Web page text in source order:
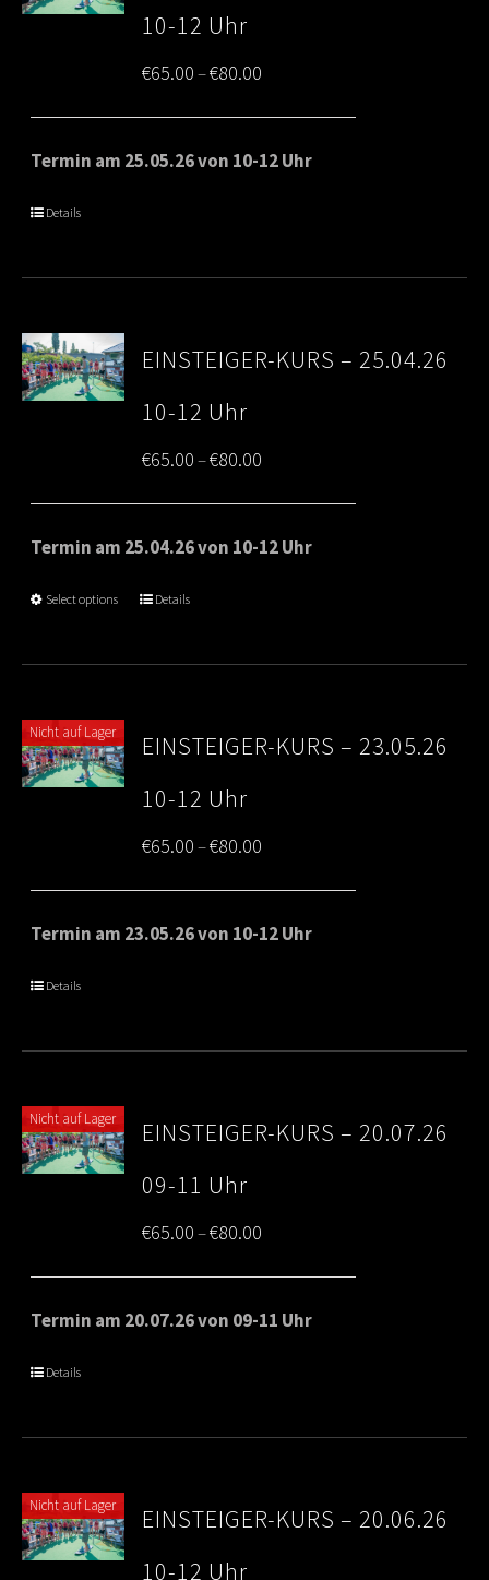
10-12 Uhr
€65.00–€80.00
range:
€65.00
Termin am 25.05.26 von 10-12 Uhr
Details
EINSTEIGER-KURS – 25.04.26
10-12 Uhr
€65.00–€80.00
range:
€65.00
Termin am 25.04.26 von 10-12 Uhr
Select options Details
Nicht auf Lager
EINSTEIGER-KURS – 23.05.26
10-12 Uhr
€65.00–€80.00
range:
€65.00
Termin am 23.05.26 von 10-12 Uhr
Details
Nicht auf Lager
EINSTEIGER-KURS – 20.07.26
09-11 Uhr
€65.00–€80.00
range:
€65.00
Termin am 20.07.26 von 09-11 Uhr
Details
Nicht auf Lager
EINSTEIGER-KURS – 20.06.26
10-12 Uhr